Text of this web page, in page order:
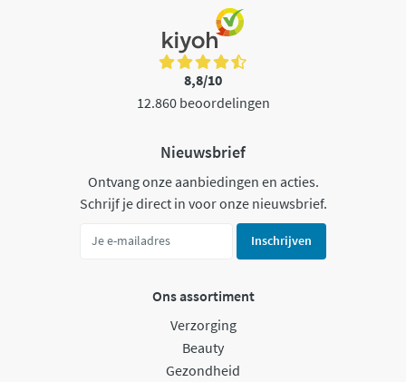
8,8/10
12.860 beoordelingen
Nieuwsbrief
Ontvang onze aanbiedingen en acties.
Schrijf je direct in voor onze nieuwsbrief.
Inschrijven
Ons assortiment
Verzorging
Beauty
Gezondheid